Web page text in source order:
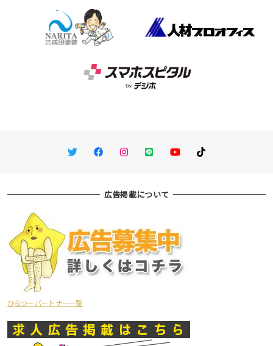
TwitterFacebookInstagram
LINE You TubeTikTok
広告掲載について
ひらつーパートナー一覧